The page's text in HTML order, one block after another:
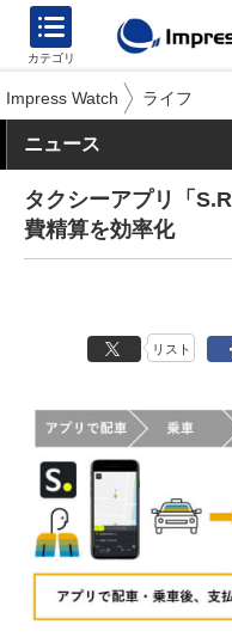
カテゴリ
Impress Watch ライフ
ニュース
タクシーアプリ「
費精算を効率化
リスト